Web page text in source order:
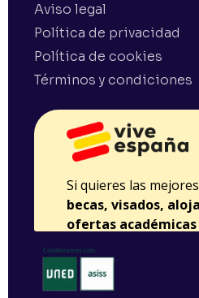
Aviso legal
Política de privacidad
Política de cookies
Términos y condiciones